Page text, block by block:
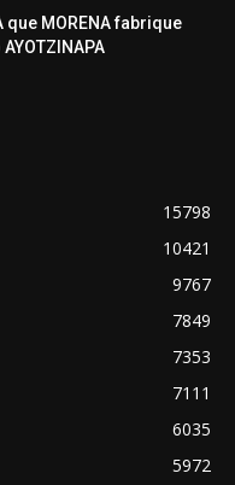
que MORENA fabrique
15798
10421
9767
7849
7353
7111
6035
5972